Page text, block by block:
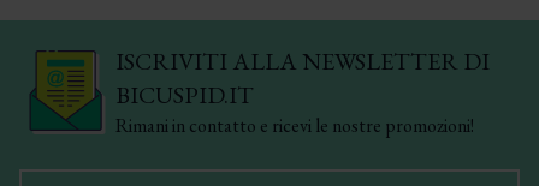
ISCRIVITI ALLA NEWSLETTER DI
BICUSPID.IT
Rimani in contatto e ricevi le nostre promozioni!